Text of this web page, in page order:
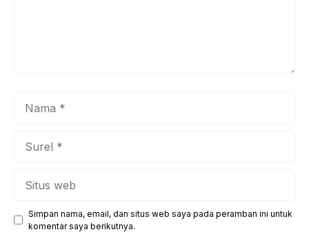
Simpan nama, email, dan situs web saya pada peramban ini untuk
komentar saya berikutnya.